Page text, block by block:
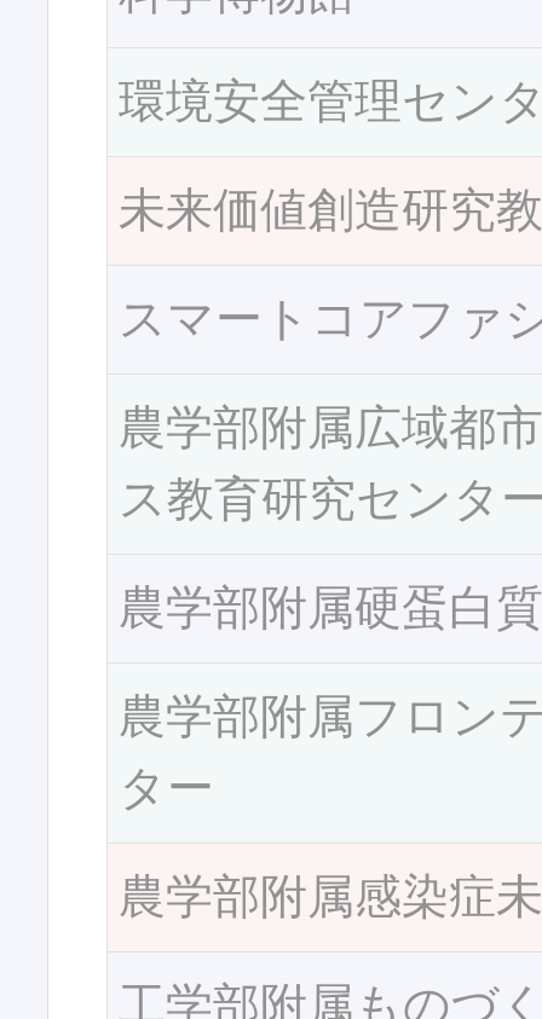
環境安全管理セン
未来価値創造研究
スマートコアファ
農学部附属広域都
ス教育研究センタ
農学部附属硬蛋白
農学部附属フロン
ター
農学部附属感染症
工学部附属ものづ